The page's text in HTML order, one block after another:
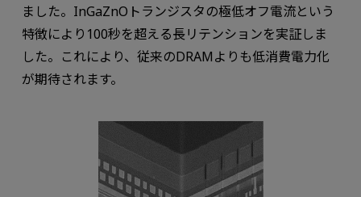
ました。InGaZnOトランジスタの極低オフ電流という
特徴により100秒を超える長リテンションを実証しま
した。これにより、従来のDRAMよりも低消費電力化
が期待されます。